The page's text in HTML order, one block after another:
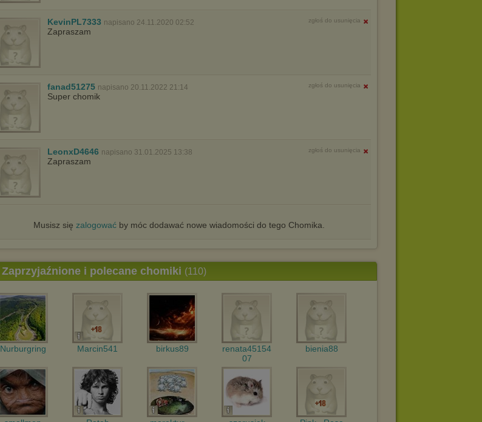
KevinPL7333 napisano 24.11.2020 02:52 zgłoś do usunięcia
Zapraszam
fanad51275 napisano 20.11.2022 21:14 zgłoś do usunięcia
Super chomik
LeonxD4646 napisano 31.01.2025 13:38 zgłoś do usunięcia
Zapraszam
Musisz się zalogowaćby móc dodawać nowe wiadomości do tego Chomika.
Zaprzyjaźnione i polecane chomiki (110)
Nurburgring Marcin541 birkus89
renata45154
07
bienia88